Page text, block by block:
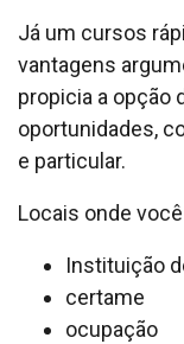
Já um cursos
vantagens
propicia a opção
oportunidades,
e particular.
Locais onde
Instituição
certame
ocupação